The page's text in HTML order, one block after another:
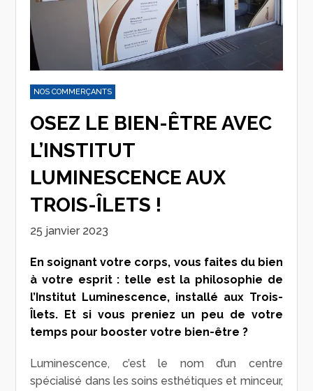
NOS COMMERÇANTS
OSEZ LE BIEN-ÊTRE AVEC
L’INSTITUT
LUMINESCENCE AUX
TROIS-ÎLETS !
25 janvier 2023
En soignant votre corps, vous faites du bien
à votre esprit : telle est la philosophie de
l’Institut Luminescence, installé aux Trois-
Îlets. Et si vous preniez un peu de votre
temps pour booster votre bien-être ?
Luminescence, c’est le nom d’un centre
spécialisé dans les soins esthétiques et minceur,